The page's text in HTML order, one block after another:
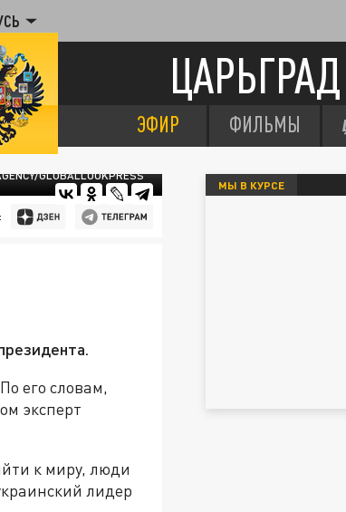
ЦАРЬГРАД
ЭФИР ФИЛЬМЫ
GLOBALLOOKPRESS
его словам,
эксперт
к миру, люди
лидер
МЫ В КУРСЕ